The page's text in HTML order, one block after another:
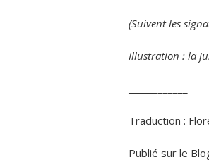
(Suivent les
Illustration : la
Traduction :
Publié sur le